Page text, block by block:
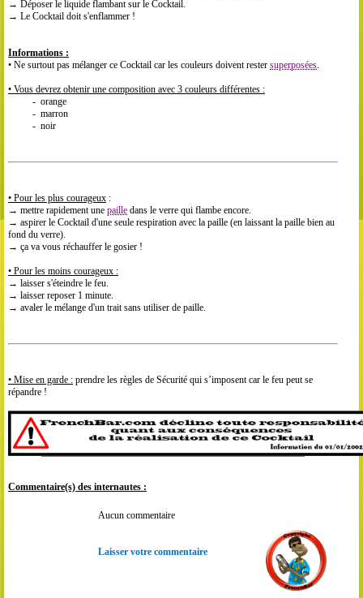
→ Déposer le liquide flambant sur le Cocktail.
→ Le Cocktail doit s'enflammer !
Informations :
• Ne surtout pas mélanger ce Cocktail car les couleurs doivent rester superposées.
• Vous devrez obtenir une composition avec 3 couleurs différentes :
- orange
- marron
- noir
• Pour les plus courageux :
→ mettre rapidement une paille dans le verre qui flambe encore.
→ aspirer le Cocktail d'une seule respiration avec la paille (en laissant la paille bien au
fond du verre).
→ ça va vous réchauffer le gosier !
• Pour les moins courageux :
→ laisser s'éteindre le feu.
→ laisser reposer 1 minute.
→ avaler le mélange d'un trait sans utiliser de paille.
• Mise en garde : prendre les règles de Sécurité qui s’imposent car le feu peut se
répandre !
Commentaire(s) des internautes :
Aucun commentaire
Laisser votre commentaire